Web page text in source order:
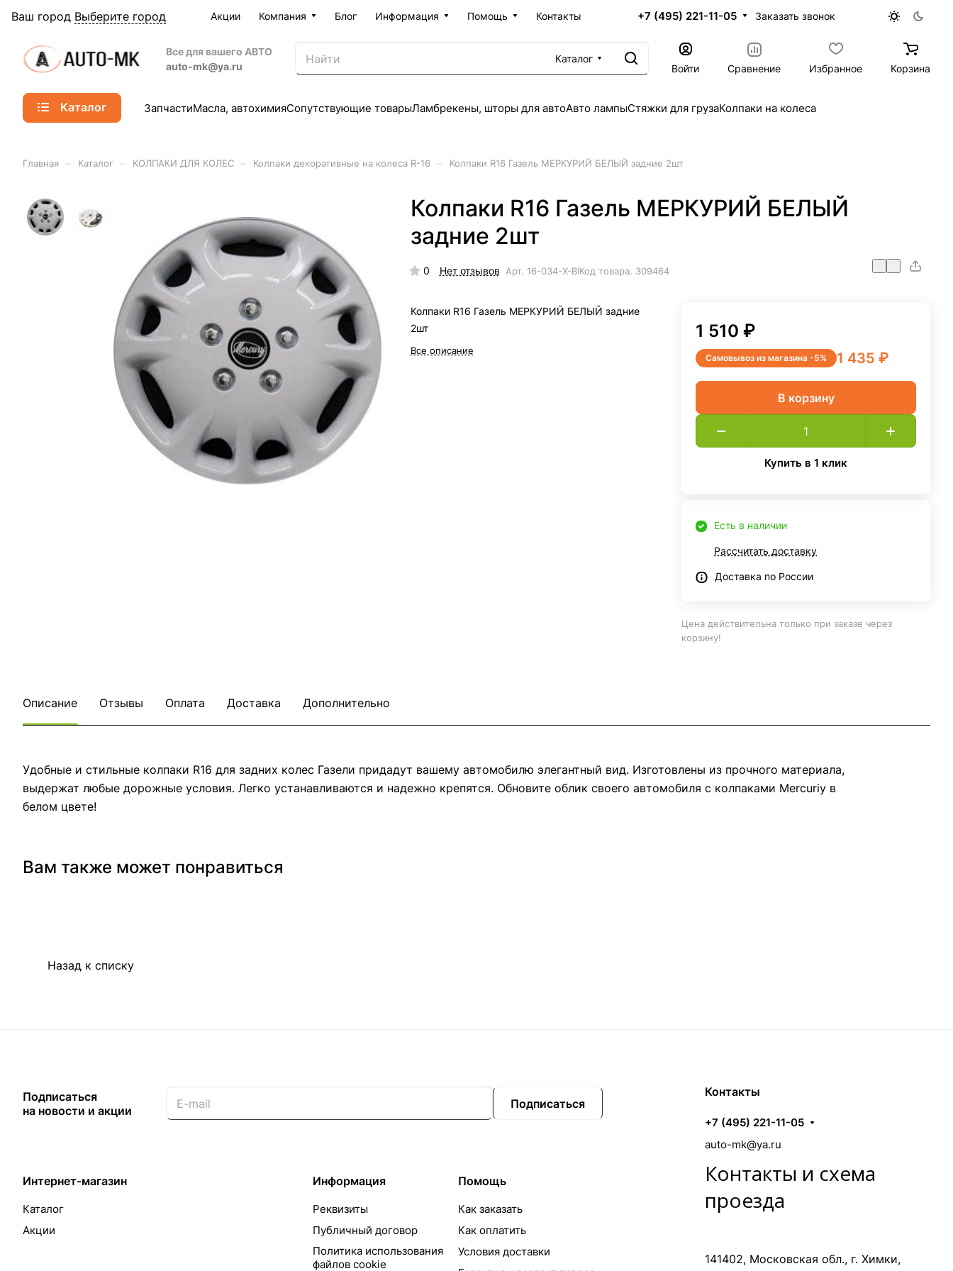
Ваш город Выберите город Акции Компания Блог Информация Помощь Контакты +7 (495) 221-11-05 Заказать звонок
Все для вашего АВТО
auto-mk@ya.ru
Каталог
Войти
Сравнение Избранное Корзина
Каталог ЗапчастиМасла, автохимияСопутствующие товарыЛамбрекены, шторы для автоАвто лампыСтяжки для грузаКолпаки на колеса
Главная Каталог КОЛПАКИ ДЛЯ КОЛЕС Колпаки декоративные на колеса R-16 Колпаки R16 Газель МЕРКУРИЙ БЕЛЫЙ задние 2шт
Колпаки R16 Газель МЕРКУРИЙ БЕЛЫЙ
задние 2шт
0 Нет отзывов Арт. 16-034-X-BIКод товара. 309464
Колпаки R16 Газель МЕРКУРИЙ БЕЛЫЙ задние
2шт
Все описание
1 510 ₽
Самовывоз из магазина -5% 1 435 ₽
В корзину
Купить в 1 клик
Есть в наличии
Рассчитать доставку
Доставка по России
Цена действительна только при заказе через
корзину!
Описание Отзывы Оплата Доставка Дополнительно
Удобные и стильные колпаки R16 для задних колес Газели придадут вашему автомобилю элегантный вид. Изготовлены из прочного материала,
выдержат любые дорожные условия. Легко устанавливаются и надежно крепятся. Обновите облик своего автомобиля с колпаками Mercuriy в
белом цвете!
Вам также может понравиться
Назад к списку
Подписаться
на новости и акции
Подписаться
Интернет-магазин
Каталог
Акции
Информация
Реквизиты
Публичный договор
Политика использования
файлов cookie
Помощь
Как заказать
Как оплатить
Условия доставки
Контакты
+7 (495) 221-11-05
auto-mk@ya.ru
Контакты и схема
проезда
141402, Московская обл., г. Химки,